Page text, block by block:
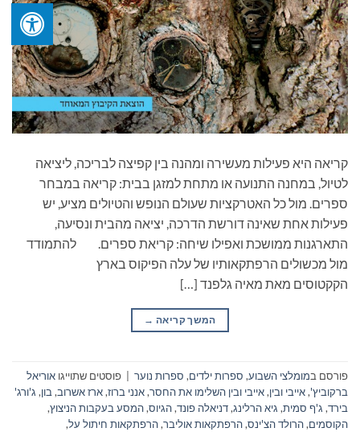
קריאה היא פעילות מעשירה ומהנה בין קפיצה לבריכה, ליציאה
לטיול, במחנה התנועה או מתחת למזגן בבית: קריאה במבחר
ספרים. מול כל האטרקציות שעולם הנופש והטיולים מציע, יש
פעילות אחת שאינה דורשת הדרכה, יציאה מהבית ונסיעה,
התארגנות ממושכת ואפילו שיחה: קריאת ספרים. להתמודד
מול מכשולים הרפתקאותיו של עלה הפיקוס בארץ
הקקטוסים מאת מאיה גלפנד […]
המשך קריאה →
פורסם במומלצי השבוע, ספרות ילדים, ספרות נוער | פוסטים שתוייגו אוריאל
ברקוביץ',אייבי ובין,אייבי ובין השלימו את החסר,אנני ברוז,ארז אשרוב, בון, ג'ורג'
בירד, ג'ף סמית, גיא הרלינג,דניאלה פונד,הגיוס,המסע בעקבות הניצוץ,
הקוסמים,הרולד הצ'ינס,הרפתקאות אוליבר,הרפתקאות חיתול על,